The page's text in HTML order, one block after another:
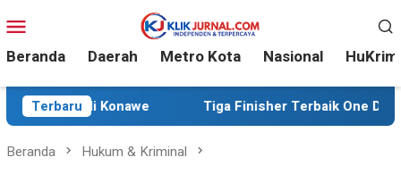
ke
kontenMobile
Beranda Daerah Metro Kota Nasional HuKrim
TerbaruTiga Finisher Terbaik One Day Trail Adventure
Beranda Hukum & Kriminal